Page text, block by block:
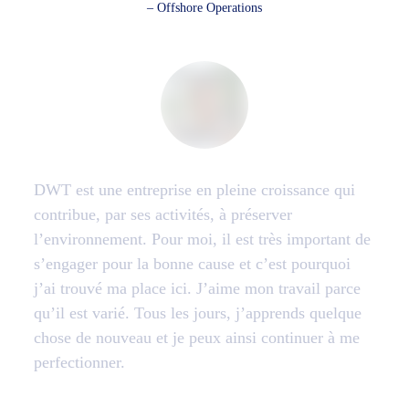
– Offshore Operations
DWT est une entreprise en pleine croissance qui
contribue, par ses activités, à préserver
l’environnement. Pour moi, il est très important de
s’engager pour la bonne cause et c’est pourquoi
j’ai trouvé ma place ici. J’aime mon travail parce
qu’il est varié. Tous les jours, j’apprends quelque
chose de nouveau et je peux ainsi continuer à me
perfectionner.